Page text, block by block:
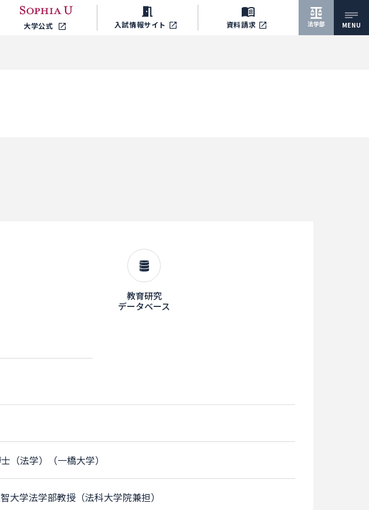
大学公式 入試情報サイト 資料請求 法学部 MENU
教育研究
データベース
（法学）（一橋大学）
大学法学部教授（法科大学院兼担）